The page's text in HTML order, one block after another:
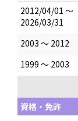
2012/04/01 ～
2026/03/31
2003 ～ 2012
1999 ～ 2003
資格・免許